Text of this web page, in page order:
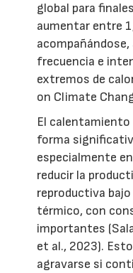
global para
aumentar entre
frecuencia e
extremos de
on Climate
El
forma
especialmente
reducir la
reproductiva
térmico, con
importantes
et al., 2023).
agravarse si